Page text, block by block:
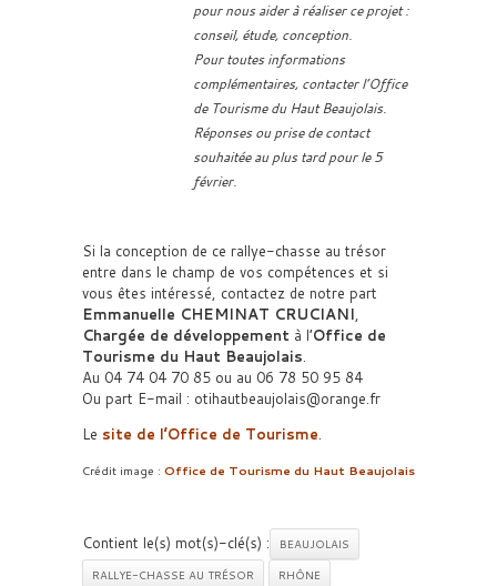
pour nous aider à réaliser ce projet :
conseil, étude, conception.
Pour toutes informations
complémentaires, contacter l’Office
de Tourisme du Haut Beaujolais.
Réponses ou prise de contact
souhaitée au plus tard pour le 5
février.
Si la conception de ce rallye-chasse au trésor
entre dans le champ de vos compétences et si
vous êtes intéressé, contactez de notre part
Emmanuelle CHEMINAT CRUCIANI,
Chargée de développement à l’Office de
Tourisme du Haut Beaujolais.
Au 04 74 04 70 85 ou au 06 78 50 95 84
Ou part E-mail : otihautbeaujolais@orange.fr
Le site de l’Office de Tourisme.
Crédit image : Office de Tourisme du Haut Beaujolais
Contient le(s) mot(s)-clé(s) :
BEAUJOLAIS
RALLYE-CHASSE AU TRÉSOR
RHÔNE